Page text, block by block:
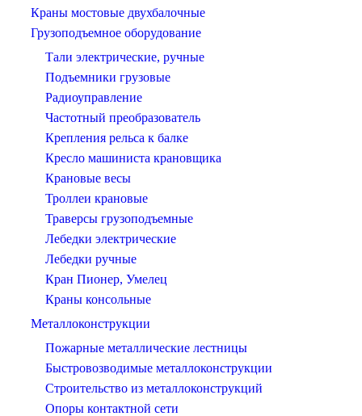
Краны мостовые двухбалочные
Грузоподъемное оборудование
Тали электрические, ручные
Подъемники грузовые
Радиоуправление
Частотный преобразователь
Крепления рельса к балке
Кресло машиниста крановщика
Крановые весы
Троллеи крановые
Траверсы грузоподъемные
Лебедки электрические
Лебедки ручные
Кран Пионер, Умелец
Краны консольные
Металлоконструкции
Пожарные металлические лестницы
Быстровозводимые металлоконструкции
Строительство из металлоконструкций
Опоры контактной сети